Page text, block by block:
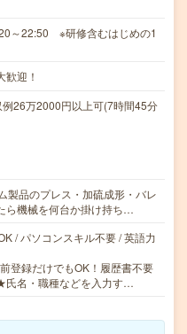
～22:50 ※研修含むはじめの1
迎！
26万2000円以上可(7時間45分
製品のプレス・加硫成形・バレ
ら機械を何台か掛け持ち…
/ パソコンスキル不要 / 英語力
登録だけでもOK！履歴書不要
氏名・職種などを入力す…